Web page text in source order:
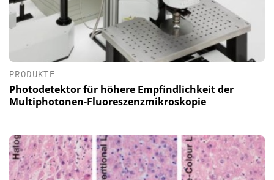
PRODUKTE
Photodetektor für höhere Empfindlichkeit der
Multiphotonen-Fluoreszenzmikroskopie